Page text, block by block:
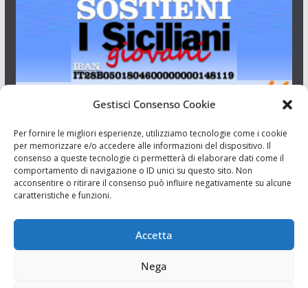
Gestisci Consenso Cookie
Per fornire le migliori esperienze, utilizziamo tecnologie come i cookie
per memorizzare e/o accedere alle informazioni del dispositivo. Il
consenso a queste tecnologie ci permetterà di elaborare dati come il
comportamento di navigazione o ID unici su questo sito. Non
acconsentire o ritirare il consenso può influire negativamente su alcune
caratteristiche e funzioni.
Accetta
Nega
Aut. del tribunale di Catania n.23/2011 del 20/09/2011 Dir.
Resp. Riccardo Orioles.
Associazione Culturale I Siciliani Giovani
via Randazzo 27 Catania